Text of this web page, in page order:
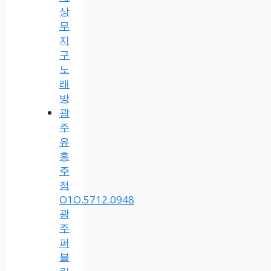
상
무
지
구
노
래
방
광
주
유
흥
주
점
O1O.5712.0948
광
주
퍼
블